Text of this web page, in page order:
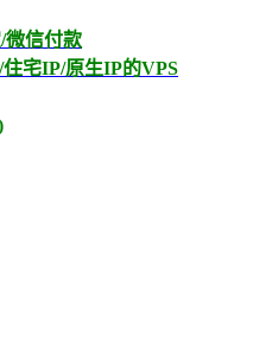
微信付款
宅IP/原生IP的VPS